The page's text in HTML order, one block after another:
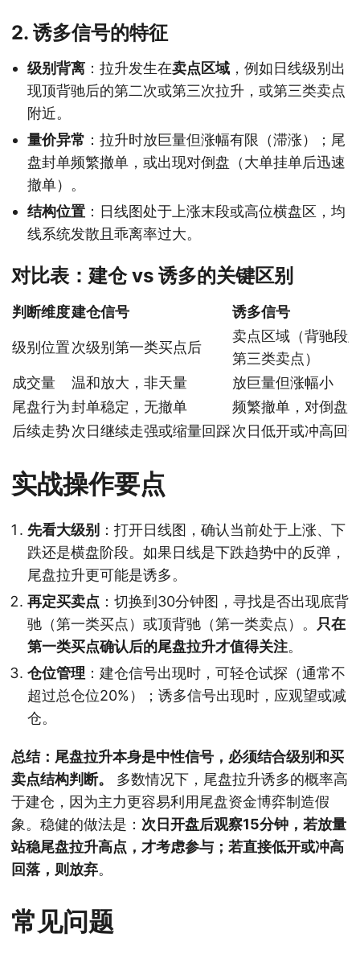
2. 诱多信号的特征
级别背离 ：拉升发生在卖点区域 ，例如日线级别出
现顶背驰后的第二次或第三次拉升，或第三类卖点
附近。
量价异常 ：拉升时放巨量但涨幅有限（滞涨）；尾
盘封单频繁撤单，或出现对倒盘（大单挂单后迅速
撤单）。
结构位置 ：日线图处于上涨末段或高位横盘区，均
线系统发散且乖离率过大。
对比表：建仓 vs 诱多的关键区别
判断维度建仓信号 诱多信号
级别位置次级别第一类买点后
卖点区域（背驰段/
第三类卖点）
成交量
温和放大，非天量
放巨量但涨幅小
尾盘行为封单稳定，无撤单
频繁撤单，对倒盘
后续走势次日继续走强或缩量回踩次日低开或冲高回
实战操作要点
先看大级别 ：打开日线图，确认当前处于上涨、下
跌还是横盘阶段。如果日线是下跌趋势中的反弹，
尾盘拉升更可能是诱多。
再定买卖点 ：切换到30分钟图，寻找是否出现底背
驰（第一类买点）或顶背驰（第一类卖点）。 只在
第一类买点确认后的尾盘拉升才值得关注。
仓位管理 ：建仓信号出现时，可轻仓试探（通常不
超过总仓位20%）；诱多信号出现时，应观望或减
仓。
总结：尾盘拉升本身是中性信号，必须结合级别和买
卖点结构判断。
多数情况下，尾盘拉升诱多的概率高
于建仓，因为主力更容易利用尾盘资金博弈制造假
象。稳健的做法是： 次日开盘后观察15分钟，若放量
站稳尾盘拉升高点，才考虑参与；若直接低开或冲高
回落，则放弃。
常见问题